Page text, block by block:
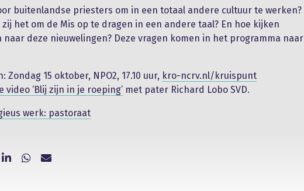
buitenlandse priesters om in een totaal andere cultuur te werken?
zij het om de Mis op te dragen in een andere taal? En hoe kijken
naar deze nieuwelingen? Deze vragen komen in het programma naar
Zondag 15 oktober, NPO2, 17.10 uur, kro-ncrv.nl/kruispunt
video ‘Blij zijn in je roeping’ met pater Richard Lobo SVD.
werk: pastoraat